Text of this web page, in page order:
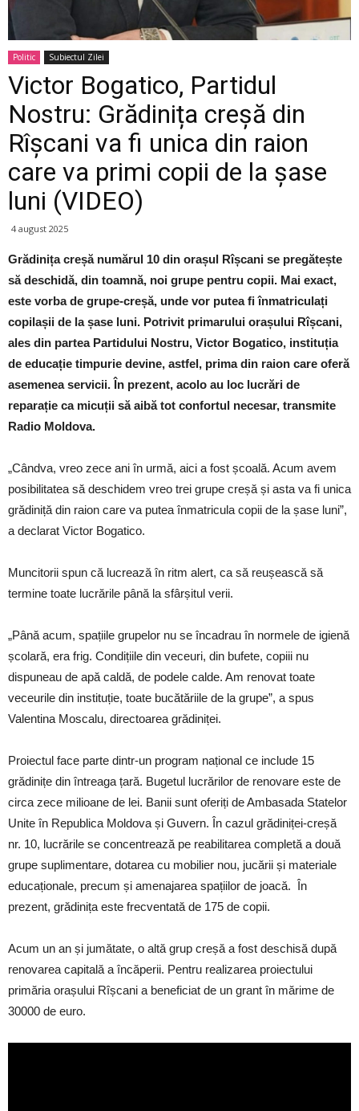
Politic Subiectul Zilei
Victor Bogatico, Partidul
Nostru: Grădinița creșă din
Rîșcani va fi unica din raion
care va primi copii de la șase
luni (VIDEO)
4 august 2025
Grădinița creșă numărul 10 din orașul Rîșcani se pregătește
să deschidă, din toamnă, noi grupe pentru copii. Mai exact,
este vorba de grupe-creșă, unde vor putea fi înmatriculați
copilașii de la șase luni. Potrivit primarului orașului Rîșcani,
ales din partea Partidului Nostru, Victor Bogatico, instituția
de educație timpurie devine, astfel, prima din raion care oferă
asemenea servicii. În prezent, acolo au loc lucrări de
reparație ca micuții să aibă tot confortul necesar, transmite
Radio Moldova.
„Cândva, vreo zece ani în urmă, aici a fost școală. Acum avem
posibilitatea să deschidem vreo trei grupe creșă și asta va fi unica
grădiniță din raion care va putea înmatricula copii de la șase luni”,
a declarat Victor Bogatico.
Muncitorii spun că lucrează în ritm alert, ca să reușească să
termine toate lucrările până la sfârșitul verii.
„Până acum, spațiile grupelor nu se încadrau în normele de igienă
școlară, era frig. Condițiile din veceuri, din bufete, copiii nu
dispuneau de apă caldă, de podele calde. Am renovat toate
veceurile din instituție, toate bucătăriile de la grupe”, a spus
Valentina Moscalu, directoarea grădiniței.
Proiectul face parte dintr-un program național ce include 15
grădinițe din întreaga țară. Bugetul lucrărilor de renovare este de
circa zece milioane de lei. Banii sunt oferiți de Ambasada Statelor
Unite în Republica Moldova și Guvern. În cazul grădiniței-creșă
nr. 10, lucrările se concentrează pe reabilitarea completă a două
grupe suplimentare, dotarea cu mobilier nou, jucării și materiale
educaționale, precum și amenajarea spațiilor de joacă. În
prezent, grădinița este frecventată de 175 de copii.
Acum un an și jumătate, o altă grup creșă a fost deschisă după
renovarea capitală a încăperii. Pentru realizarea proiectului
primăria orașului Rîșcani a beneficiat de un grant în mărime de
30000 de euro.